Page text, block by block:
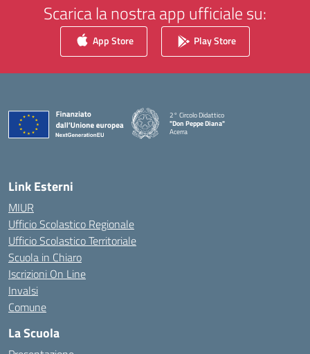
Scarica la nostra app ufficiale su:
App Store Play Store
2° Circolo Didattico
"Don Peppe Diana"
Acerra
Link Esterni
MIUR
Ufficio Scolastico Regionale
Ufficio Scolastico Territoriale
Scuola in Chiaro
Iscrizioni On Line
Invalsi
Comune
La Scuola